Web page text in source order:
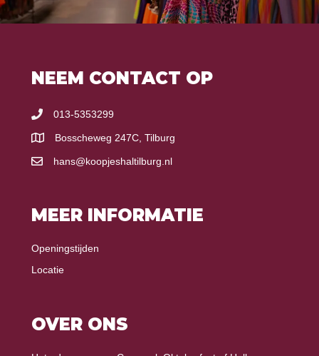
NEEM CONTACT OP
013-5353299
Bosscheweg 247C, Tilburg
hans@koopjeshaltilburg.nl
MEER INFORMATIE
Openingstijden
Locatie
OVER ONS